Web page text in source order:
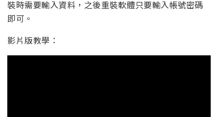
裝時需要輸入資料，之後重裝軟體只要輸入帳號密碼
即可。
影片版教學：